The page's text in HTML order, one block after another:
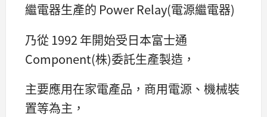
繼電器生產的 Power Relay(電源繼電器)
乃從 1992 年開始受日本富士通
Component(株)委託生產製造，
主要應用在家電產品，商用電源、機械裝
置等為主，